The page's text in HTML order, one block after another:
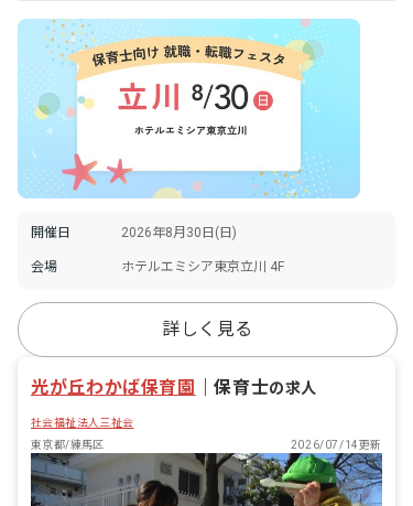
開催日 2026年8月30日(日)
会場 ホテルエミシア東京立川 4F
詳しく見る
光が丘わかば保育園 ｜保育士の求人
社会福祉法人三祉会
東京都/練馬区
2026/07/14更新